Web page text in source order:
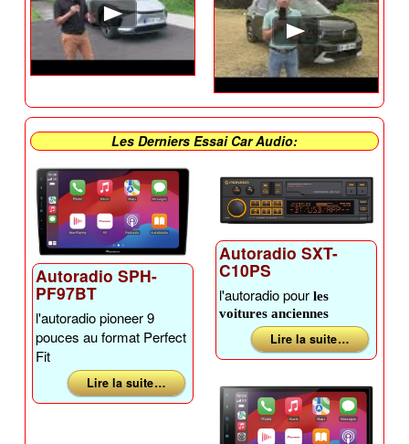
Les Derniers Essai Car Audio:
Autoradio SPH-
PF97BT
l'autoradio pioneer 9
pouces au format Perfect
Fit
Lire la suite …
Autoradio SXT-
C10PS
l'autoradio pour les
voitures anciennes
Lire la suite …